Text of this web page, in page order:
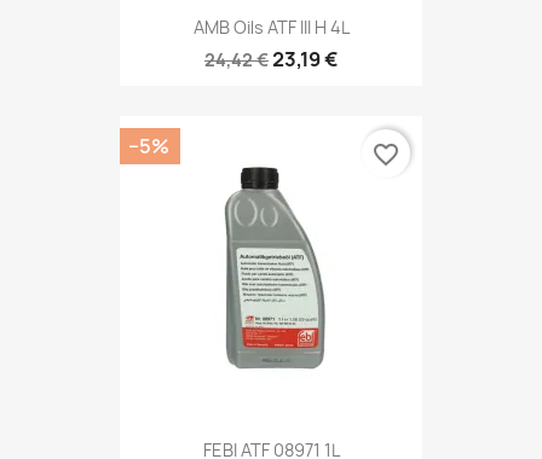
AMB Oils ATF III H 4L
24,42 €23,19 €
FEBI ATF 08971 1L
−5% favorite_border